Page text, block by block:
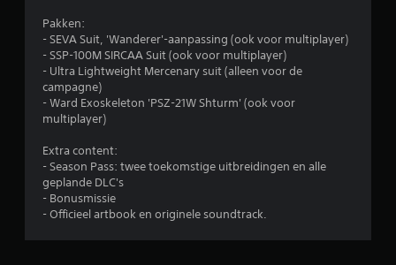
n
1
0
Pakken:
- SEVA Suit, 'Wanderer'-aanpassing (ook voor multiplayer)
- SSP-100M SIRCAA Suit (ook voor multiplayer)
- Ultra Lightweight Mercenary suit (alleen voor de
campagne)
- Ward Exoskeleton 'PSZ-21W Shturm' (ook voor
multiplayer)
Extra content:
- Season Pass: twee toekomstige uitbreidingen en alle
geplande DLC's
- Bonusmissie
- Officieel artbook en originele soundtrack.